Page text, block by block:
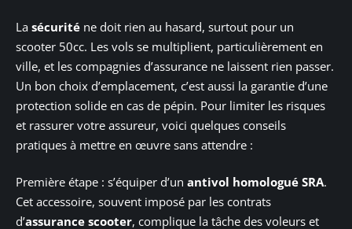
La sécurité ne doit rien au hasard, surtout pour un
scooter 50cc. Les vols se multiplient, particulièrement en
ville, et les compagnies d’assurance ne laissent rien passer.
Un bon choix d’emplacement, c’est aussi la garantie d’une
protection solide en cas de pépin. Pour limiter les risques
et rassurer votre assureur, voici quelques conseils
pratiques à mettre en œuvre sans attendre :
Première étape : s’équiper d’un antivol homologué SRA.
Cet accessoire, souvent imposé par les contrats
d’assurance scooter, complique la tâche des voleurs et